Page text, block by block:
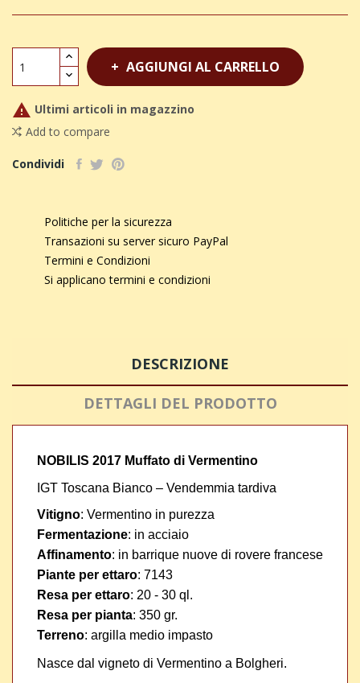
AGGIUNGI AL CARRELLO
 Ultimi articoli in magazzino
Add to compare
Condividi
Politiche per la sicurezza
Transazioni su server sicuro PayPal
Termini e Condizioni
Si applicano termini e condizioni
DESCRIZIONE
DETTAGLI DEL PRODOTTO
NOBILIS 2017 Muffato di Vermentino
IGT Toscana Bianco – Vendemmia tardiva
Vitigno: Vermentino in purezza
Fermentazione: in acciaio
Affinamento: in barrique nuove di rovere francese
Piante per ettaro: 7143
Resa per ettaro: 20 - 30 ql.
Resa per pianta: 350 gr.
Terreno: argilla medio impasto
Nasce dal vigneto di Vermentino a Bolgheri.